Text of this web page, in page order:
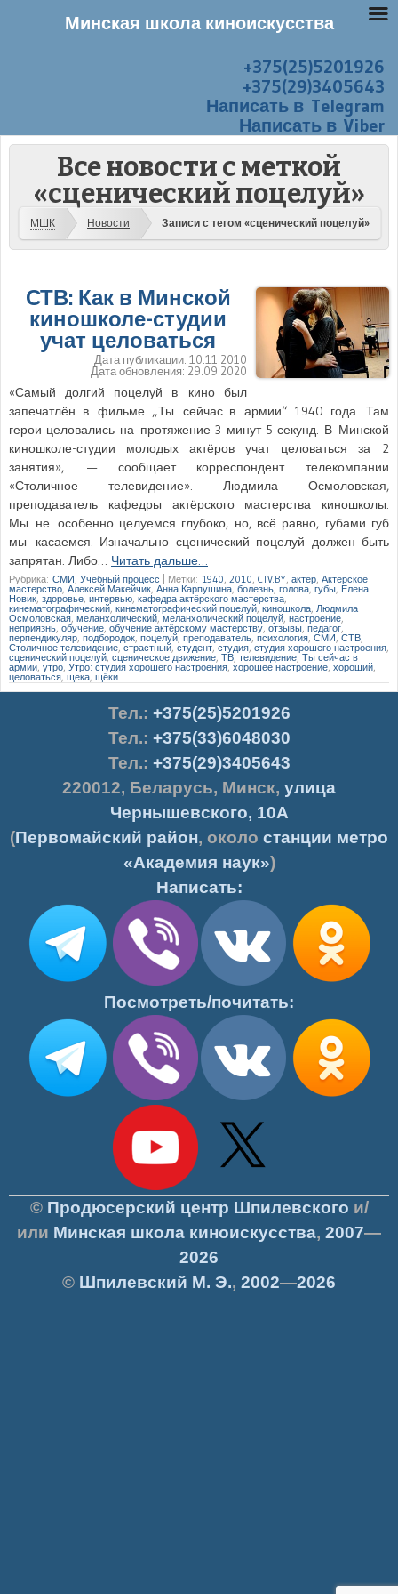
+375(25)5201926
+375(29)3405643
Написать в Telegram
Написать в Viber
Все новости с меткой
«сценический поцелуй»
МШК Новости Записи с тегом «сценический поцелуй»
СТВ: Как в Минской
киношколе-студии
учат целоваться
Дата публикации: 10.11.2010
Дата обновления: 29.09.2020
«Самый долгий поцелуй в кино был
запечатлён в фильме „Ты сейчас в армии“ 1940 года. Там
герои целовались на протяжение 3 минут 5 секунд. В Минской
киношколе-студии молодых актёров учат целоваться за 2
занятия», — сообщает корреспондент телекомпании
«Столичное телевидение». Людмила Осмоловская,
преподаватель кафедры актёрского мастерства киношколы:
Мы не особенно целуемся глубоко, но, всё равно, губами губ
мы касаемся. Изначально сценический поцелуй должен быть
запрятан. Либо… Читать дальше…
Рубрика: СМИ Учебный процесс Метки: 1940 2010 CTV.BY актёр Актёрское
мастерство Алексей Макейчик Анна Карпушина болезнь голова,губы Елена
Новик, здоровье интервью кафедра актёрского мастерства
кинематографический, кинематографический поцелуй,киношкола Людмила
Осмоловская меланхолический ,меланхолический поцелуй настроение
неприязнь обучение обучение актёрскому мастерству отзывы педагог,
перпендикуляр подбородок поцелуй преподаватель психология СМИ СТВ
Столичное телевидение, страстный студент,студия ,студия хорошего настроения
сценический поцелуй сценическое движение ТВ ,телевидение,Ты сейчас в
армии утро Утро: студия хорошего настроения хорошее настроение хороший
целоваться, щека щёки
Тел.: +375(25)5201926
Тел.: +375(33)6048030
Тел.: +375(29)3405643
220012, Беларусь, Минск, улица
Чернышевского, 10А
(Первомайский район, около станции метро
«Академия наук»)
Написать:
Посмотреть/почитать:
© Продюсерский центр Шпилевского и/
или Минская школа киноискусства, 2007—
2026
© Шпилевский М. Э., 2002—2026
Минская школа киноискусства